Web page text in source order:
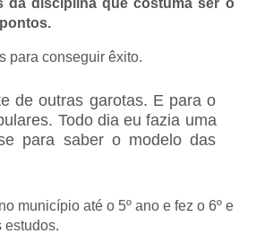
da disciplina que costuma ser o
para conseguir êxito.
de outras garotas. E para o
Todo dia eu fazia uma
para saber o modelo das
município até o 5º ano e fez o 6º e
estudos.